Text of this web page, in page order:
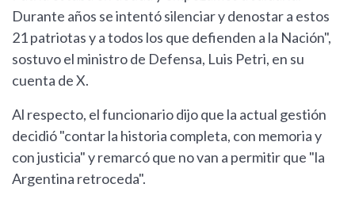
Durante años se intentó silenciar y denostar a estos
21 patriotas y a todos los que defienden a la Nación",
sostuvo el ministro de Defensa, Luis Petri, en su
cuenta de X.
Al respecto, el funcionario dijo que la actual gestión
decidió "contar la historia completa, con memoria y
con justicia" y remarcó que no van a permitir que "la
Argentina retroceda".